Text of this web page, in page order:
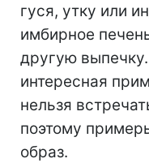
гуся, утку или
имбирное
другую
интересная
нельзя
поэтому
образ.